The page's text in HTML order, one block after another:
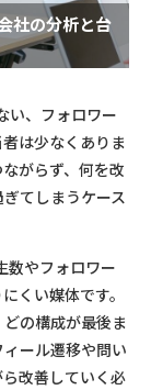
社の分析と台
い、フォロワー
は少なくありま
がらず、何を改
てしまうケース
数やフォロワー
くい媒体です。
の構成が最後ま
ール遷移や問い
改善していく必